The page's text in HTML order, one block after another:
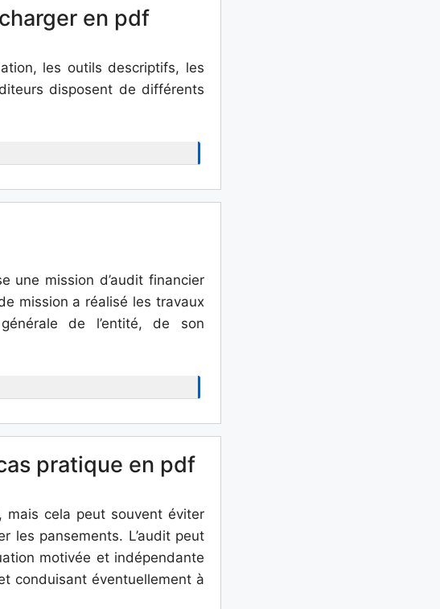
en pdf
les outils descriptifs, les
disposent de différents
une mission d’audit financier
mission a réalisé les travaux
de l’entité, de son
pratique en pdf
mais cela peut souvent éviter
les pansements. L’audit peut
motivée et indépendante
conduisant éventuellement à